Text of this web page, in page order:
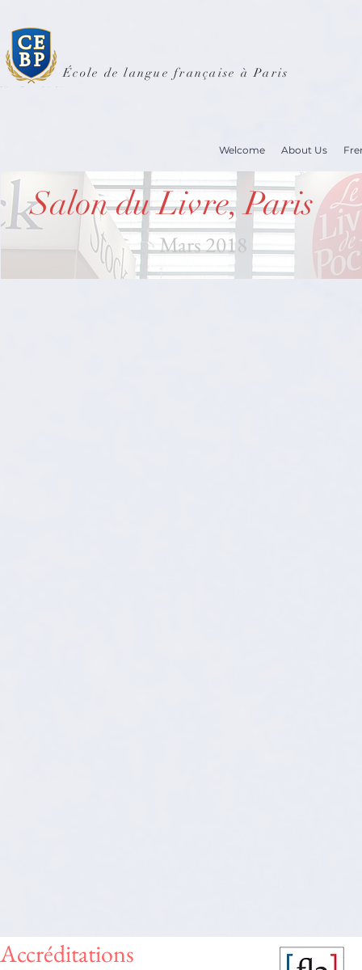
École de langue française à Paris
Welcome About Us
Salon du Livre, Paris
Mars 2018
Accréditations